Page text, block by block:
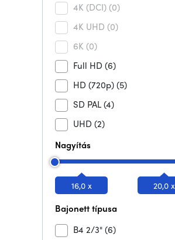
4K (DCI) (0)
4K UHD (0)
6K (0)
Full HD (6)
HD (720p)(5)
SD PAL(4)
UHD (2)
Nagyítás
16,0 x 20,0 x
Bajonett típusa
B4 2/3"(6)